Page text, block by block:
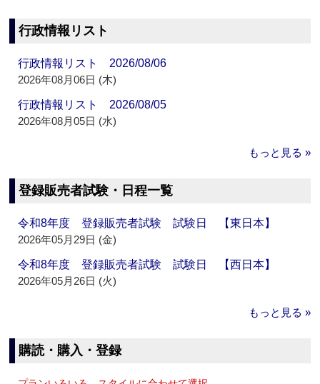
行政情報リスト
行政情報リスト 2026/08/06
2026年08月06日 (木)
行政情報リスト 2026/08/05
2026年08月05日 (水)
もっと見る »
登録販売者試験・日程一覧
令和8年度 登録販売者試験 試験日 【東日本】
2026年05月29日 (金)
令和8年度 登録販売者試験 試験日 【西日本】
2026年05月26日 (火)
もっと見る »
購読・購入・登録